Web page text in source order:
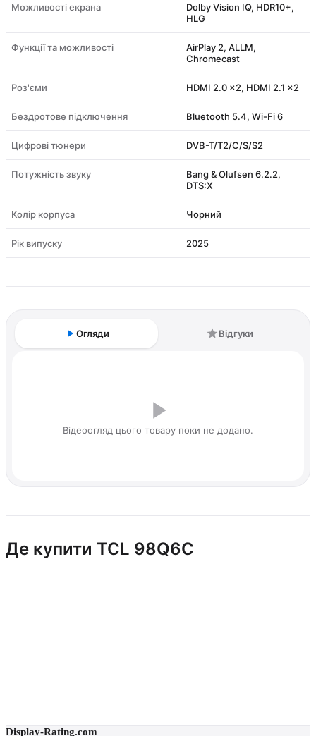
Можливості екрана
Dolby Vision IQ, HDR10+,
HLG
Функції та можливості
AirPlay 2, ALLM,
Chromecast
Роз'єми HDMI 2.0 x2, HDMI 2.1 x2
Бездротове підключення Bluetooth 5.4, Wi-Fi 6
Цифрові тюнери DVB-T/T2/C/S/S2
Потужність звуку
Bang & Olufsen 6.2.2,
DTS:X
Колір корпуса Чорний
Рік випуску 2025
Огляди Відгуки
Відеоогляд цього товару поки не додано.
Де купити TCL 98Q6C
Display-Rating.com